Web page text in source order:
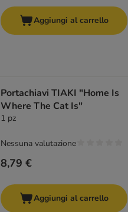
Aggiungi al carrello
Portachiavi TIAKI "Home Is
Where The Cat Is"
1 pz
8,79 €
Nessuna valutazione
Aggiungi al carrello